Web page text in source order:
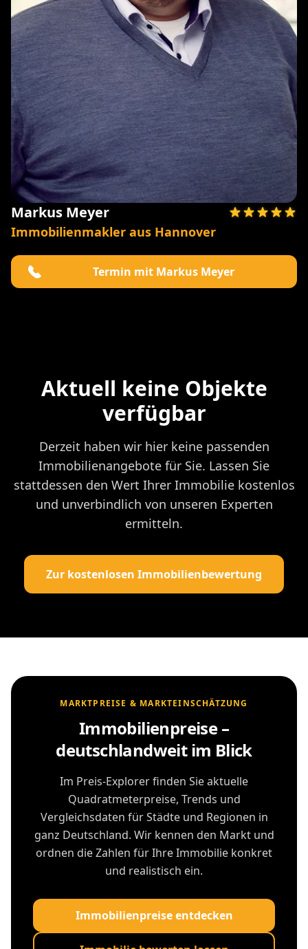
Markus Meyer
Immobilienmakler aus Hannover
Termin mit Markus Meyer
Aktuell keine Objekte
verfügbar
Derzeit haben wir hier keine passenden
Immobilienangebote für Sie. Lassen Sie
stattdessen den Wert Ihrer Immobilie kostenlos
und unverbindlich von unseren Experten
ermitteln.
Zur kostenlosen Immobilienbewertung
MARKTPREISE & MARKTEINSCHÄTZUNG
Immobilienpreise –
deutschlandweit im Blick
Im Preis-Explorer finden Sie aktuelle
Quadratmeterpreise, Trends und
Vergleichsdaten für Städte und Regionen in
ganz Deutschland. Wir kennen den Markt und
ordnen die Zahlen für Ihre Immobilie konkret
und realistisch ein.
Immobilienpreise entdecken